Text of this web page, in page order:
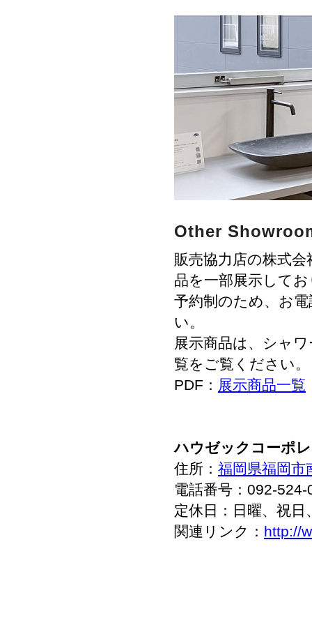
Other
販売協力店の株式
品を一部展示して
予約制のため、お
い。
展示商品は、シャ
覧をご覧ください。
PDF： 展示商品一覧
ハウゼックコーポ
住所： 福岡県福岡市
電話番号：092-524-
定休日：日曜、祝日
関連リンク： http://